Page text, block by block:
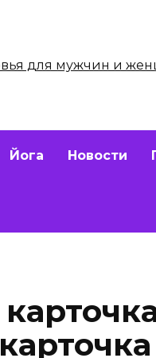
Йога Новости